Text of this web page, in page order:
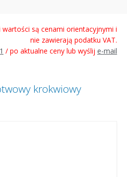
są cenami orientacyjnymi i
nie zawierają podatku VAT.
/ po aktualne ceny lub wyślij e-mail
krokwiowy